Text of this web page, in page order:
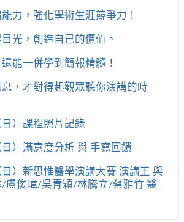
力，強化學術生涯競爭力！
光，創造自己的價值。
能一併學到簡報精髓！
，才對得起觀眾聽你演講的時
）課程照片記錄
）滿意度分析 與 手寫回饋
）新思惟醫學演講大賽 演講王 與
/盧俊瑋/吳青穎/林騰立/蔡雅竹 醫